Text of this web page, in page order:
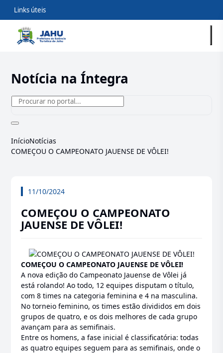
Links úteis
Notícia na Íntegra
InícioNotícias
COMEÇOU O CAMPEONATO JAUENSE DE VÔLEI!
11/10/2024
COMEÇOU O CAMPEONATO
JAUENSE DE VÔLEI!
COMEÇOU O CAMPEONATO JAUENSE DE VÔLEI!
A nova edição do Campeonato Jauense de Vôlei já
está rolando! Ao todo, 12 equipes disputam o título,
com 8 times na categoria feminina e 4 na masculina.
No torneio feminino, os times estão divididos em dois
grupos de quatro, e os dois melhores de cada grupo
avançam para as semifinais.
Entre os homens, a fase inicial é classificatória: todas
as quatro equipes seguem para as semifinais, onde o